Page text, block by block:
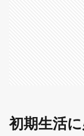
の確
認を
初期生活